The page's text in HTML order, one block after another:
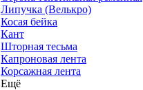
Липучка (Велькро)
Косая бейка
Кант
Шторная тесьма
Капроновая лента
Корсажная лента
Ещё